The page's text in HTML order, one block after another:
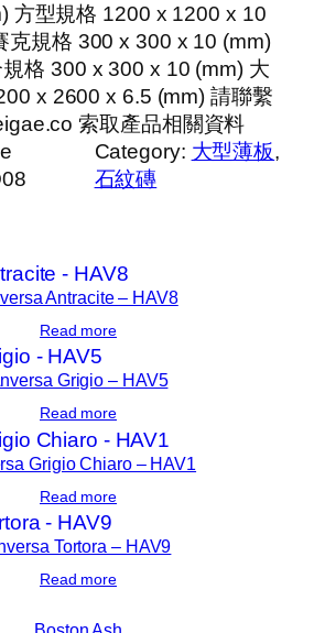
方型規格 1200 x 1200 x 10
克規格 300 x 300 x 10 (mm)
格 300 x 300 x 10 (mm) 大
x 2600 x 6.5 (mm) 請聯繫
索取產品相關資料
Category: 大型薄板
石紋磚
Antracite – HAV8
Read more
Grigio – HAV5
Read more
Grigio Chiaro – HAV1
Read more
Tortora – HAV9
Read more